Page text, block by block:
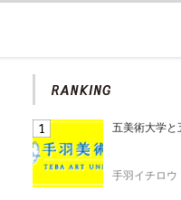
五美術大学と
手羽イチロウ